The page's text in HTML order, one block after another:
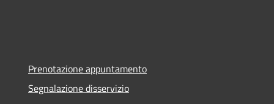
Prenotazione appuntamento
Segnalazione disservizio